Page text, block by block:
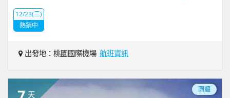
12/23(三)
熱銷中
出發地：桃園國際機場 航班資訊
天
團體